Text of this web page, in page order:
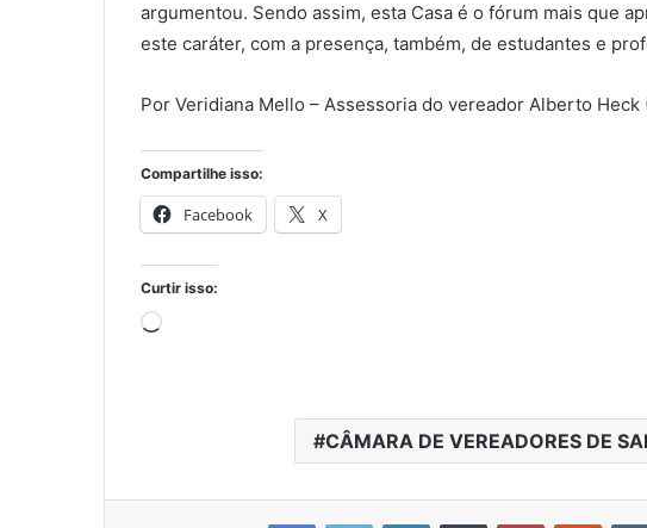
argumentou. Sendo assim, esta Casa é o fórum mais que
este caráter, com a presença, também, de estudantes e
Por Veridiana Mello – Assessoria do vereador Alberto Heck
Compartilhe isso:
Facebook X
Curtir isso:
Carregando...
CÂMARA DE VEREADORES DE
FacebookTwitter LinkedinTumblr PinterestReddit